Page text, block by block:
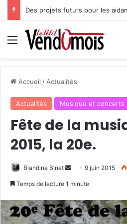
Des projets futurs pour les
Menu
Accueil / Actualités
Actualités Musique et concerts
Fête de la
2015, la 20e.
Blandine Binet
o
y
9 juin 2015
Temps de lecture 1 minute